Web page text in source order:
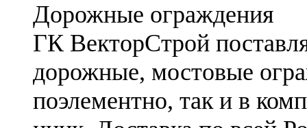
Дорожные ограждения
ГК ВекторСтрой
дорожные, мостовые
поэлементно, так и в